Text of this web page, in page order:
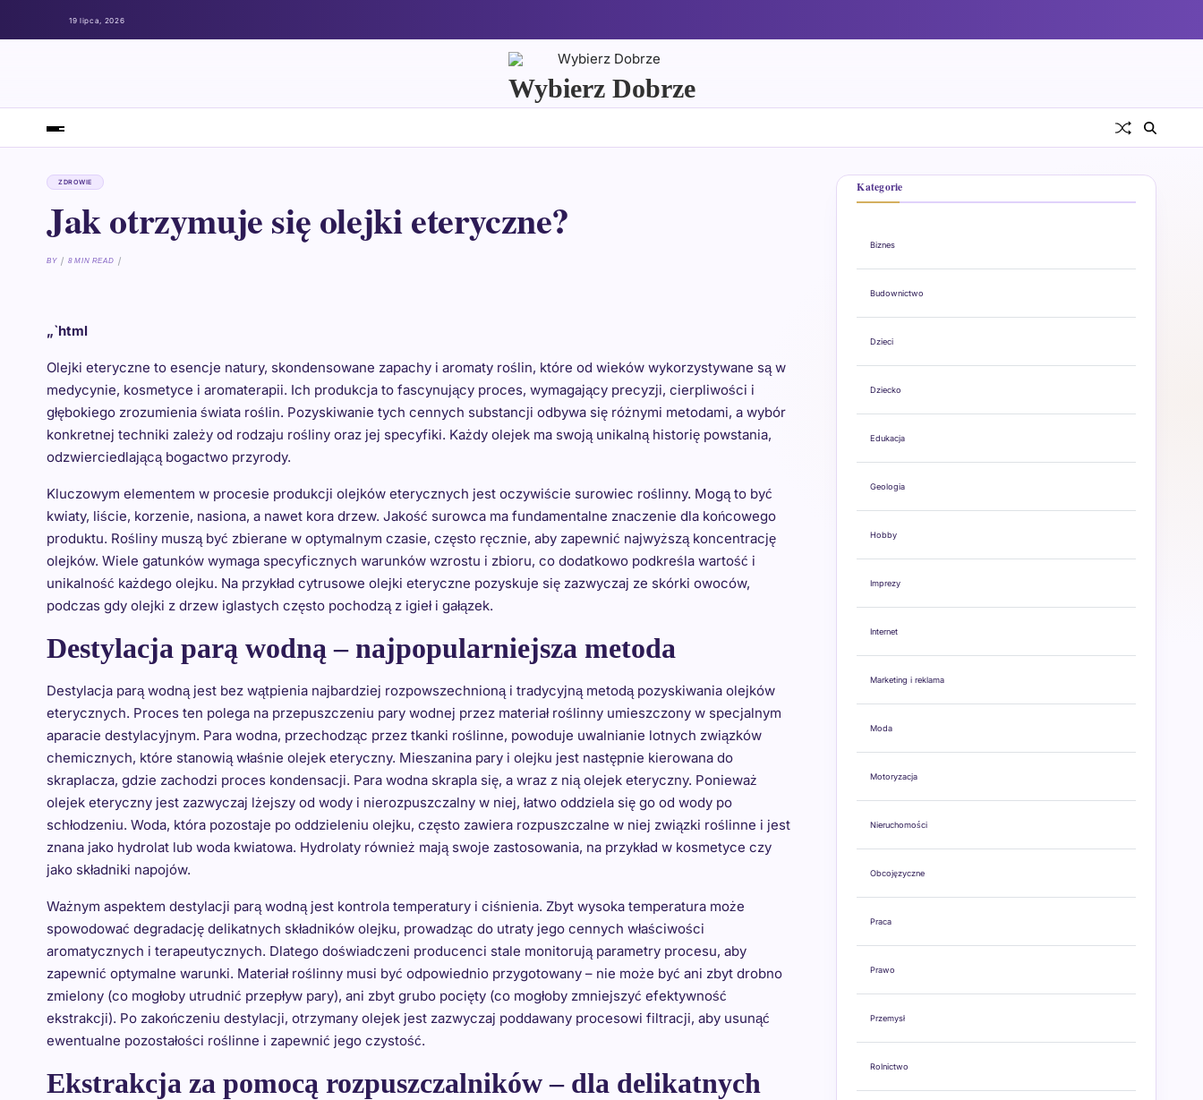
19 lipca, 2026
Wybierz Dobrze
ZDROWIE
Jak otrzymuje się olejki eteryczne?
BY 8 MIN READ
„`html
Olejki eteryczne to esencje natury, skondensowane zapachy i aromaty roślin, które od wieków wykorzystywane są w
medycynie, kosmetyce i aromaterapii. Ich produkcja to fascynujący proces, wymagający precyzji, cierpliwości i
głębokiego zrozumienia świata roślin. Pozyskiwanie tych cennych substancji odbywa się różnymi metodami, a wybór
konkretnej techniki zależy od rodzaju rośliny oraz jej specyfiki. Każdy olejek ma swoją unikalną historię powstania,
odzwierciedlającą bogactwo przyrody.
Kluczowym elementem w procesie produkcji olejków eterycznych jest oczywiście surowiec roślinny. Mogą to być
kwiaty, liście, korzenie, nasiona, a nawet kora drzew. Jakość surowca ma fundamentalne znaczenie dla końcowego
produktu. Rośliny muszą być zbierane w optymalnym czasie, często ręcznie, aby zapewnić najwyższą koncentrację
olejków. Wiele gatunków wymaga specyficznych warunków wzrostu i zbioru, co dodatkowo podkreśla wartość i
unikalność każdego olejku. Na przykład cytrusowe olejki eteryczne pozyskuje się zazwyczaj ze skórki owoców,
podczas gdy olejki z drzew iglastych często pochodzą z igieł i gałązek.
Destylacja parą wodną – najpopularniejsza metoda
Destylacja parą wodną jest bez wątpienia najbardziej rozpowszechnioną i tradycyjną metodą pozyskiwania olejków
eterycznych. Proces ten polega na przepuszczeniu pary wodnej przez materiał roślinny umieszczony w specjalnym
aparacie destylacyjnym. Para wodna, przechodząc przez tkanki roślinne, powoduje uwalnianie lotnych związków
chemicznych, które stanowią właśnie olejek eteryczny. Mieszanina pary i olejku jest następnie kierowana do
skraplacza, gdzie zachodzi proces kondensacji. Para wodna skrapla się, a wraz z nią olejek eteryczny. Ponieważ
olejek eteryczny jest zazwyczaj lżejszy od wody i nierozpuszczalny w niej, łatwo oddziela się go od wody po
schłodzeniu. Woda, która pozostaje po oddzieleniu olejku, często zawiera rozpuszczalne w niej związki roślinne i jest
znana jako hydrolat lub woda kwiatowa. Hydrolaty również mają swoje zastosowania, na przykład w kosmetyce czy
jako składniki napojów.
Ważnym aspektem destylacji parą wodną jest kontrola temperatury i ciśnienia. Zbyt wysoka temperatura może
spowodować degradację delikatnych składników olejku, prowadząc do utraty jego cennych właściwości
aromatycznych i terapeutycznych. Dlatego doświadczeni producenci stale monitorują parametry procesu, aby
zapewnić optymalne warunki. Materiał roślinny musi być odpowiednio przygotowany – nie może być ani zbyt drobno
zmielony (co mogłoby utrudnić przepływ pary), ani zbyt grubo pocięty (co mogłoby zmniejszyć efektywność
ekstrakcji). Po zakończeniu destylacji, otrzymany olejek jest zazwyczaj poddawany procesowi filtracji, aby usunąć
ewentualne pozostałości roślinne i zapewnić jego czystość.
Ekstrakcja za pomocą rozpuszczalników – dla delikatnych
Kategorie
Biznes
Budownictwo
Dzieci
Dziecko
Edukacja
Geologia
Hobby
Imprezy
Internet
Marketing i reklama
Moda
Motoryzacja
Nieruchomości
Obcojęzyczne
Praca
Prawo
Przemysł
Rolnictwo